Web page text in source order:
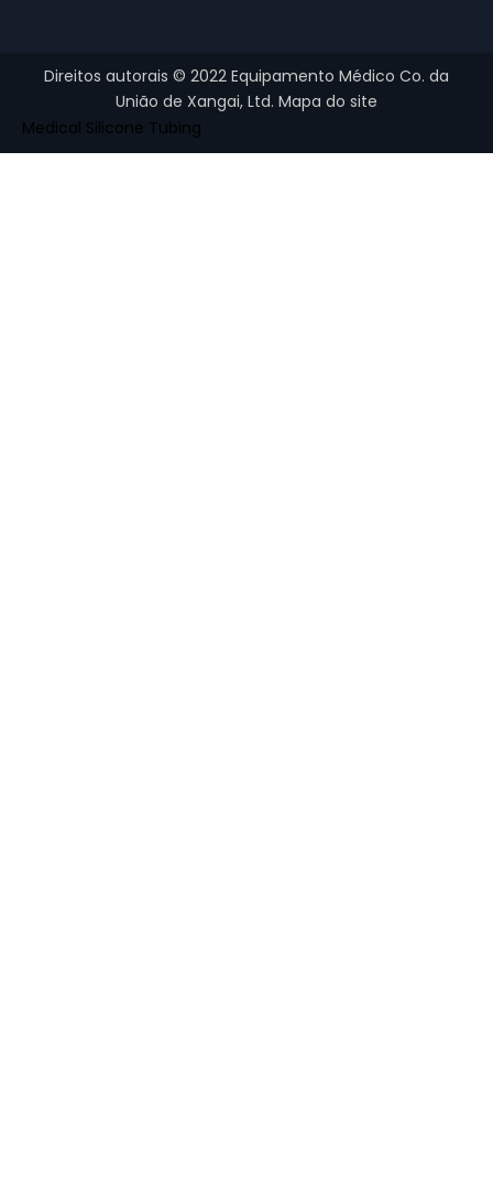
Direitos autorais © 2022 Equipamento Médico Co. da
União de Xangai, Ltd. Mapa do site
Medical Silicone Tubing